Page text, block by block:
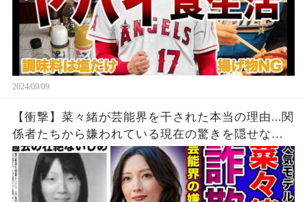
2024/09/09
【衝撃】菜々緒が芸能界を干された本当の理由...関
係者たちから嫌われている現在の驚きを隠せな
い！！詐欺被害にまで遭っている衝撃の現在...過去
の壮絶ないじめに一同驚愕！！